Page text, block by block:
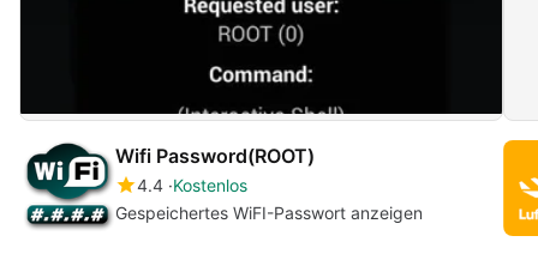
Wifi Password(ROOT)
4.4 Kostenlos
Gespeichertes WiFI-Passwort anzeigen